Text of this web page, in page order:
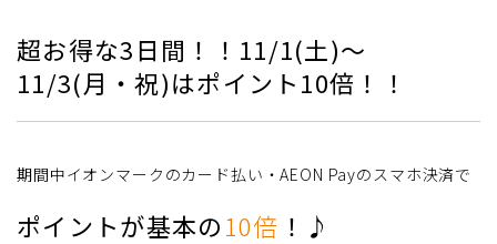
超お得な3日間！！11/1(土)～
11/3(月・祝)はポイント10倍！！
期間中イオンマークのカード払い・AEON Payのスマホ決済で
ポイントが基本の10倍 ！♪